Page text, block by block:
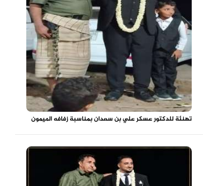
تهنئة للدكتور عسكر علي بن سعدان بمناسبة زفافه الميمون